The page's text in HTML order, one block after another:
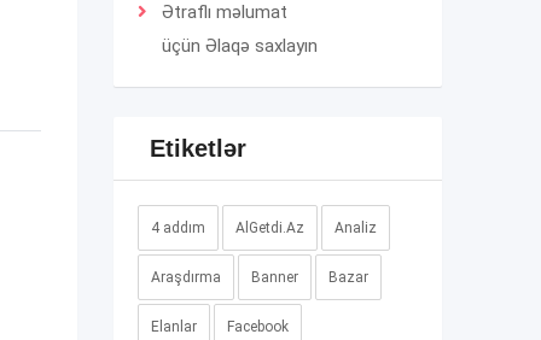
Ətraflı məlumat
üçün Əlaqə saxlayın
Etiketlər
4 addım AlGetdi.Az Analiz
Araşdırma Banner Bazar
Elanlar Facebook